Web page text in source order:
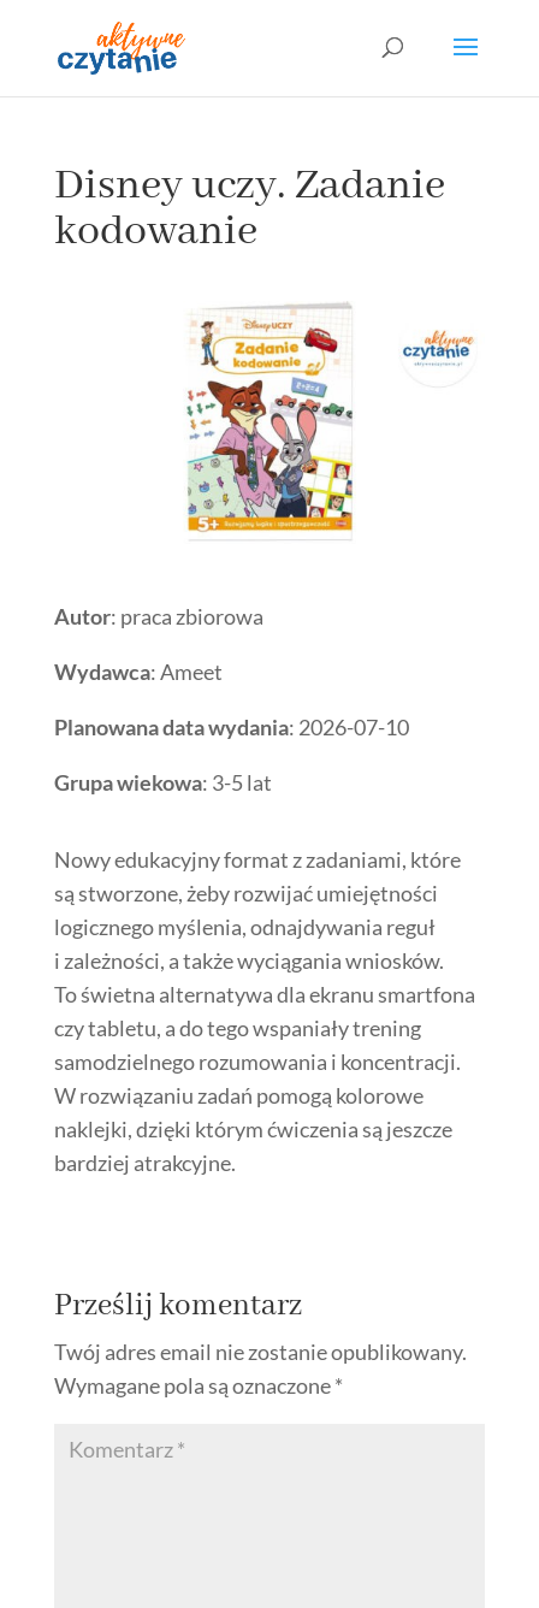
Disney uczy. Zadanie
kodowanie
Autor: praca zbiorowa
Wydawca: Ameet
Planowana data wydania: 2026-07-10
Grupa wiekowa: 3-5 lat
Nowy edukacyjny format z zadaniami, które
są stworzone, żeby rozwijać umiejętności
logicznego myślenia, odnajdywania reguł
i zależności, a także wyciągania wniosków.
To świetna alternatywa dla ekranu smartfona
czy tabletu, a do tego wspaniały trening
samodzielnego rozumowania i koncentracji.
W rozwiązaniu zadań pomogą kolorowe
naklejki, dzięki którym ćwiczenia są jeszcze
bardziej atrakcyjne.
Prześlij komentarz
Twój adres email nie zostanie opublikowany.
Wymagane pola są oznaczone*